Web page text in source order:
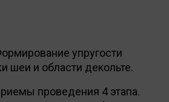
упругости
шеи и области декольте.
проведения 4 этапа.